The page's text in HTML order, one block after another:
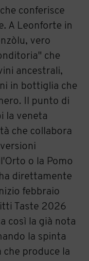
conferisce
A Leonforte in
vero
che
ancestrali,
in bottiglia che
Il punto di
la veneta
che collabora
o la Pomo
direttamente
febbraio
Taste 2026
così la già nota
la spinta
produce la